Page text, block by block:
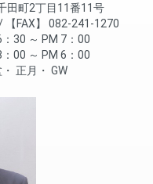
田町2丁目11番11号
FAX
082-241-1270
30 ～ PM 7：00
00 ～ PM 6：00
正月 GW